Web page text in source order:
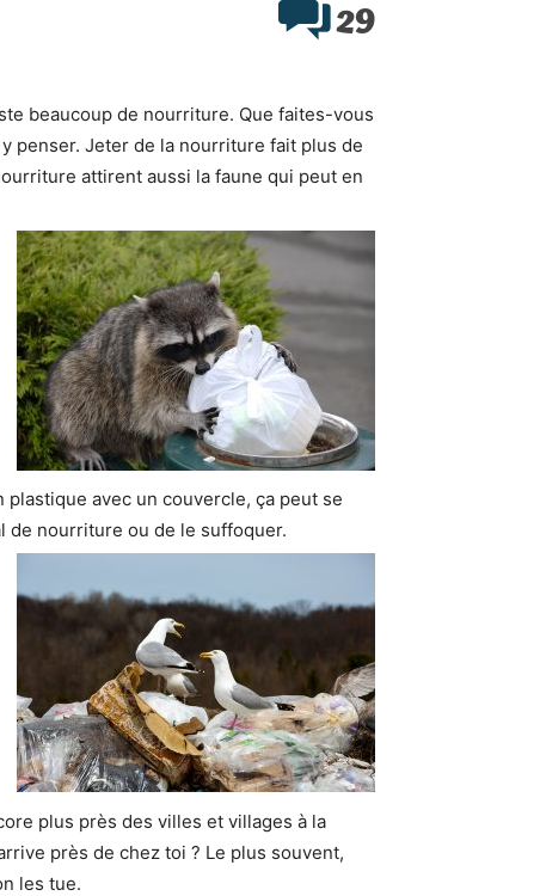
29
beaucoup de nourriture. Que faites-vous
penser. Jeter de la nourriture fait plus de
attirent aussi la faune qui peut en
avec un couvercle, ça peut se
de nourriture ou de le suffoquer.
plus près des villes et villages à la
près de chez toi ? Le plus souvent,
les tue.